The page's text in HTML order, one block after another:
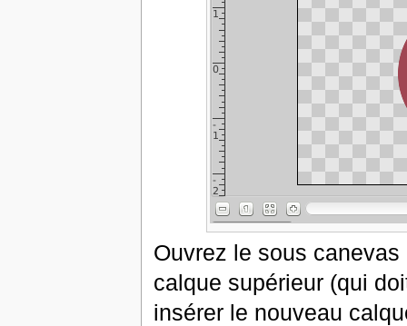
Ouvrez le sous
calque supérieur (qui
insérer le nouveau